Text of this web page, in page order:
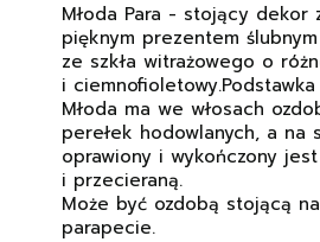
Młoda Para - stojący dekor
pięknym prezentem
ze szkła witrażowego o
i
Młoda ma we włosach
perełek hodowlanych, a na
oprawiony i wykończony
i przecieraną.
Może być ozdobą stojącą
parapecie.